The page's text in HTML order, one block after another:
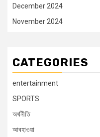
December 2024
November 2024
CATEGORIES
entertainment
SPORTS
অর্থনীতি
আবহাওয়া